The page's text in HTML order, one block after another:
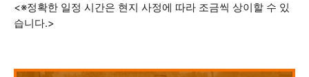
<※정확한 일정 시간은 현지 사정에 따라 조금씩 상이할 수 있
습니다.>